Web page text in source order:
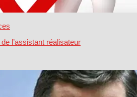
l’assistant réalisateur